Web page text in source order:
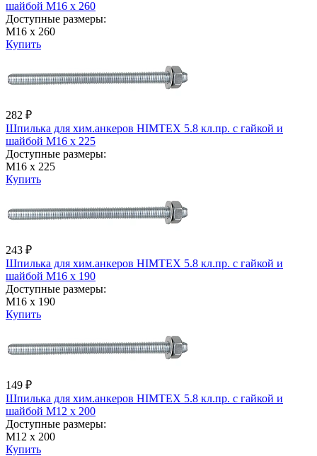
шайбой М16 х 260
Доступные размеры:
М16 х 260
Купить
282 ₽
Шпилька для хим.анкеров HIMTEX 5.8 кл.пр. с гайкой и
шайбой М16 х 225
Доступные размеры:
М16 х 225
Купить
243 ₽
Шпилька для хим.анкеров HIMTEX 5.8 кл.пр. с гайкой и
шайбой М16 х 190
Доступные размеры:
М16 х 190
Купить
149 ₽
Шпилька для хим.анкеров HIMTEX 5.8 кл.пр. с гайкой и
шайбой М12 х 200
Доступные размеры:
М12 х 200
Купить